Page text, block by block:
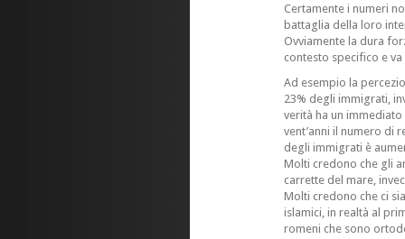
Certamente i numeri
battaglia della loro
Ovviamente la dura
contesto specifico e
Ad esempio la
23% degli immigrati,
verità ha un
vent’anni il numero di
degli immigrati è
Molti credono che gli
carrette del mare,
Molti credono che ci
islamici, in realtà al
romeni che sono